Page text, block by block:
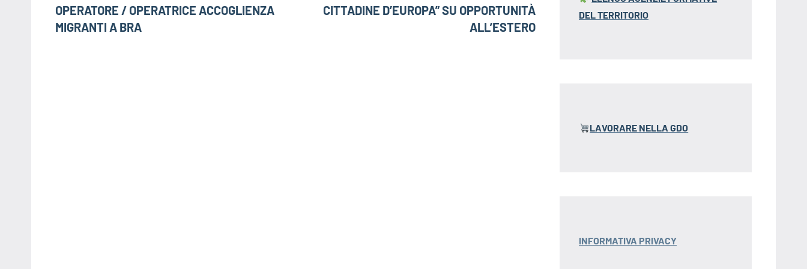
OPERATORE / OPERATRICE ACCOGLIENZA
MIGRANTI A BRA
CITTADINE D’EUROPA” SU OPPORTUNITÀ
ALL’ESTERO
DEL TERRITORIO
LAVORARE NELLA GDO
INFORMATIVA PRIVACY